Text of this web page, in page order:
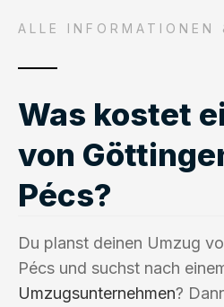
ALLE INFORMATIONEN
Was kostet
von
Pécs?
Du planst deinen Umzug
Pécs und suchst nach
Umzugsunternehmen?